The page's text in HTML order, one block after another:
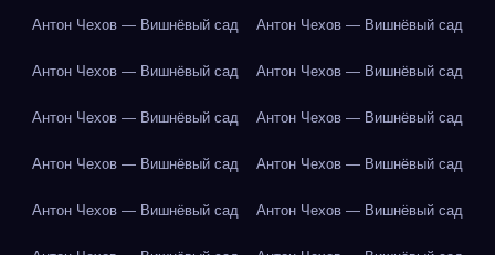
Антон Чехов — Вишнёвый сад Антон Чехов — Вишнёвый сад
Антон Чехов — Вишнёвый сад Антон Чехов — Вишнёвый сад
Антон Чехов — Вишнёвый сад Антон Чехов — Вишнёвый сад
Антон Чехов — Вишнёвый сад Антон Чехов — Вишнёвый сад
Антон Чехов — Вишнёвый сад Антон Чехов — Вишнёвый сад